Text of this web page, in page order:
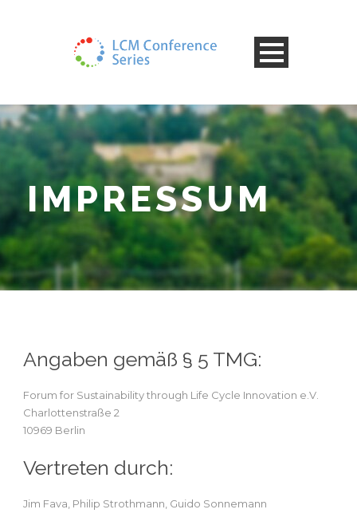
IMPRESSUM
Angaben gemäß § 5 TMG:
Forum for Sustainability through Life Cycle Innovation e.V.
Charlottenstraße 2
10969 Berlin
Vertreten durch:
Jim Fava, Philip Strothmann, Guido Sonnemann